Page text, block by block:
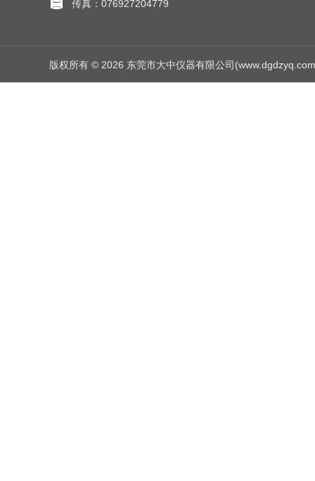
传真：076927204779
版权所有 © 2026 东莞市大中仪器有限公司